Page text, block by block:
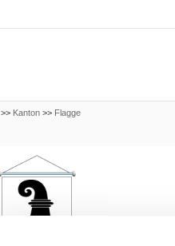
>> Kanton >> Flagge